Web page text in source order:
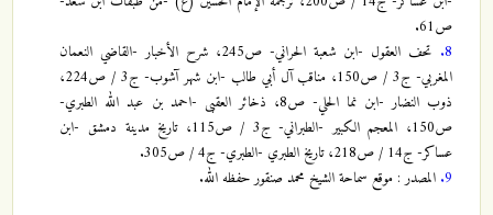
ص61.
8.
تحف العقول -ابن شعبة الحراني- ص245، شرح الأخبار -القاضي النعمان
المغربي- ج3 / ص150، مناقب آل أبي طالب -ابن شهر آشوب- ج3 / ص224،
ذوب النضار -ابن نما الحلي- ص8، ذخائر العقبى -احمد بن عبد الله الطبري-
ص150، المعجم الكبير -الطبراني- ج3 / ص115، تاريخ مدينة دمشق -ابن
عساكر- ج14 / ص218، تاريخ الطبري -الطبري- ج4 / ص305.
9. المصدر : موقع سماحة الشيخ محمد صنقور حفظه الله.